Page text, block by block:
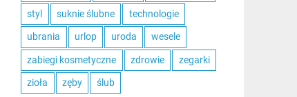
styl suknie ślubne technologie
ubrania urlop uroda wesele
zabiegi kosmetyczne zdrowie zegarki
zioła zęby ślub